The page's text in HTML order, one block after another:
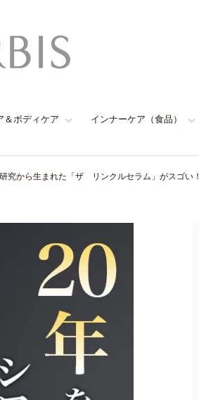
＆ボディケア インナーケア（食品）
究から生まれた「ザ リンクルセラム」がスゴい！